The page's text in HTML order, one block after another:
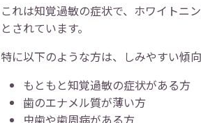
これは知覚過敏の症状で、ホワイトニ
とされています。
特に以下のような方は、しみやすい傾
もともと知覚過敏の症状がある方
歯のエナメル質が薄い方
虫歯や歯周病がある方